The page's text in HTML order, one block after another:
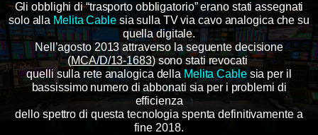
Gli obblighi di “trasporto obbligatorio” erano stati assegnati
solo alla Melita Cablesia sulla TV via cavo analogica che su
quella digitale.
Nell’agosto 2013 attraverso la seguente decisione
(MCA/D/13-1683) sono stati revocati
quelli sulla rete analogica della Melita Cablesia per il
bassissimo numero di abbonati sia per i problemi di
efficienza
dello spettro di questa tecnologia spenta definitivamente a
fine 2018.